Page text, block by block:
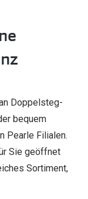
Doppelsteg-
bequem
Pearle Filialen.
Sie geöffnet
Sortiment,